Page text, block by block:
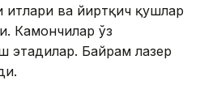
итлари ва йиртқич қушлар
Камончилар ўз
этадилар. Байрам лазер